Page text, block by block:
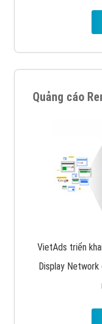
Quảng cáo
VietAds triển
Display Network